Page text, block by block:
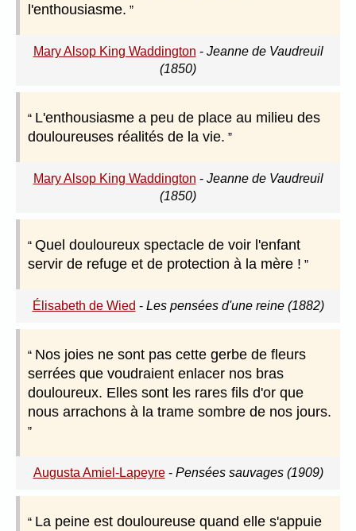
l'enthousiasme.
Mary Alsop King Waddington - Jeanne de Vaudreuil
(1850)
L'enthousiasme a peu de place au milieu des
douloureuses réalités de la vie.
Mary Alsop King Waddington - Jeanne de Vaudreuil
(1850)
Quel douloureux spectacle de voir l'enfant
servir de refuge et de protection à la mère !
Élisabeth de Wied - Les pensées d'une reine (1882)
Nos joies ne sont pas cette gerbe de fleurs
serrées que voudraient enlacer nos bras
douloureux. Elles sont les rares fils d'or que
nous arrachons à la trame sombre de nos jours.
Augusta Amiel-Lapeyre- Pensées sauvages (1909)
La peine est douloureuse quand elle s'appuie